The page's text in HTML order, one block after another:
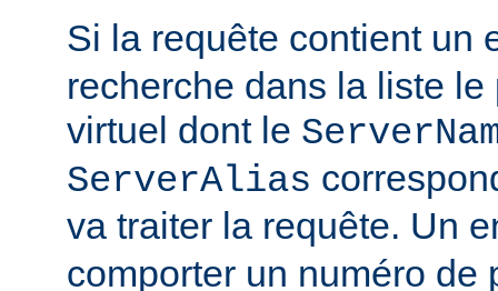
Si la requête contient un
recherche dans la liste
virtuel dont le
ServerAlias
va traiter la requête. Un
comporter un numéro de